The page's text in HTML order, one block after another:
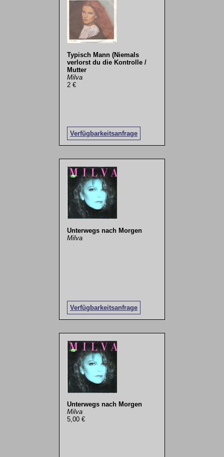
Typisch Mann (Niemals
verlorst du die Kontrolle /
Mutter
Milva
2 €
Verfügbarkeitsanfrage
Unterwegs nach Morgen
Milva
Verfügbarkeitsanfrage
Unterwegs nach Morgen
Milva
5,00 €